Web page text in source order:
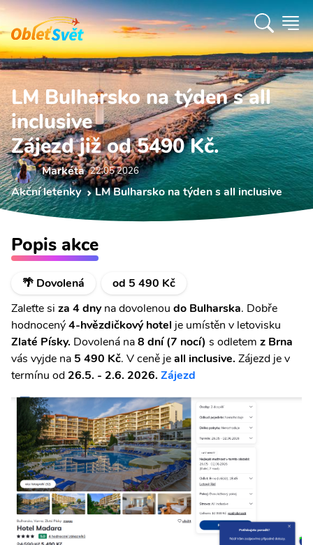
LM Bulharsko na týden s all
inclusive
Zájezd již od 5490 Kč.
Markéta 22.05 2026
Akční letenky LM Bulharsko na týden s all inclusive
Popis akce
🌴 Dovolená
od 5 490 Kč
Zaleťte si za 4 dnyna dovolenou do Bulharska. Dobře
hodnocený4-hvězdičkový hotel je umístěn v letovisku
Zlaté Písky. Dovolená na8 dní (7 nocí) s odletem z Brna
vás vyjde na 5 490 Kč. V ceně jeall inclusive. Zájezd je v
termínu od 26.5. - 2.6. 2026. Zájezd